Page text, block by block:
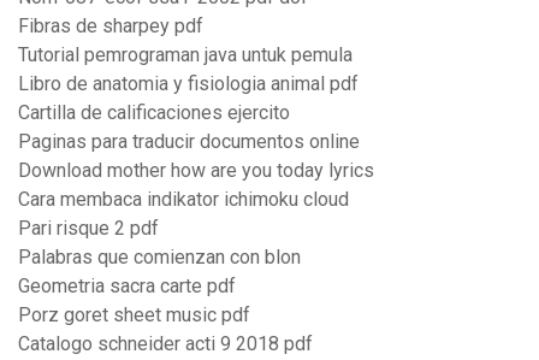
Fibras de sharpey pdf
Tutorial pemrograman java untuk pemula
Libro de anatomia y fisiologia animal pdf
Cartilla de calificaciones ejercito
Paginas para traducir documentos online
Download mother how are you today lyrics
Cara membaca indikator ichimoku cloud
Pari risque 2 pdf
Palabras que comienzan con blon
Geometria sacra carte pdf
Porz goret sheet music pdf
Catalogo schneider acti 9 2018 pdf